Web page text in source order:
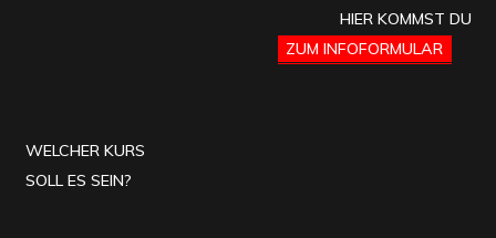
HIER KOMMST DU
ZUM INFOFORMULAR
WELCHER KURS
SOLL ES SEIN?